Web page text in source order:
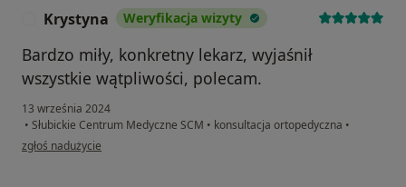
Krystyna Weryfikacja wizyty
Bardzo miły, konkretny lekarz, wyjaśnił
wszystkie wątpliwości, polecam.
13 września 2024
• Słubickie Centrum Medyczne SCM • konsultacja ortopedyczna •
w opinii użytkownika Krystyna
zgłoś nadużycie